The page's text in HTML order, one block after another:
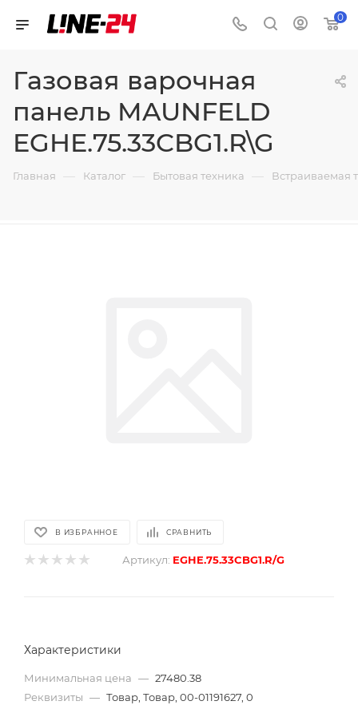
0
Газовая варочная
панель MAUNFELD
EGHE.75.33CBG1.R\G
Главная — Каталог — Бытовая техника — Встраиваемая
В ИЗБРАННОЕ СРАВНИТЬ
Артикул: EGHE.75.33CBG1.R/G
Характеристики
Минимальная цена — 27480.38
Реквизиты — Товар, Товар, 00-01191627, 0